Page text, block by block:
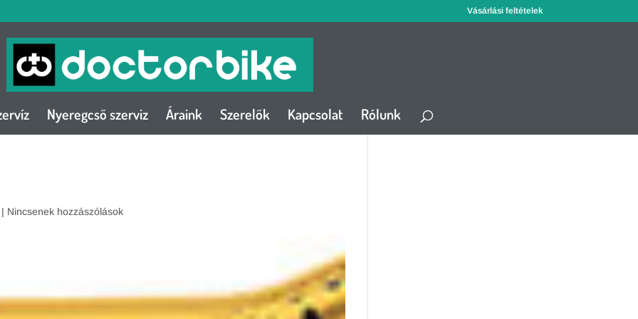
Vásárlási feltételek
Nyeregcső szerviz Áraink Szerelők Kapcsolat Rólunk
Nincsenek hozzászólások